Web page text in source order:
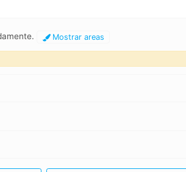
Mostrar areas